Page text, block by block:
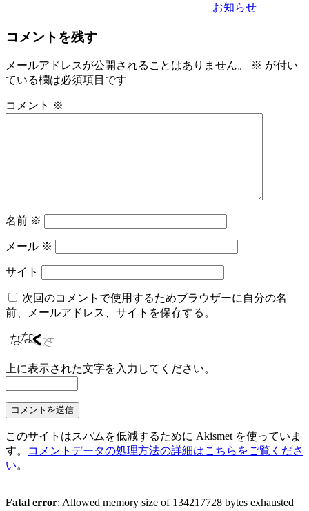
お知らせ
コメントを残す
メールアドレスが公開されることはありません。 ※ が付い
ている欄は必須項目です
コメント ※
名前 ※
メール ※
サイト
次回のコメントで使用するためブラウザーに自分の名
前、メールアドレス、サイトを保存する。
上に表示された文字を入力してください。
このサイトはスパムを低減するために Akismet を使っていま
す。
コメントデータの処理方法の詳細はこちらをご覧くださ
い。
Fatal error: Allowed memory size of 134217728 bytes exhausted